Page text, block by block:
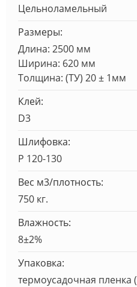
Цельноламельный
Размеры:
Длина: 2500 мм
Ширина: 620 мм
Толщина: (ТУ) 20 ± 1мм
Клей:
D3
Шлифовка:
Р 120-130
Вес м3/плотность:
750 кг.
Влажность:
8±2%
Упаковка:
термоусадочная пленка